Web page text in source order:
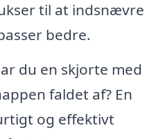
til at indsnævre
bedre.
du en skjorte med
faldet af? En
og effektivt